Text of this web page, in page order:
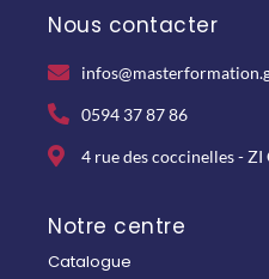
Nous contacter
0594 37 87 86
4 rue des coccinelles -
Notre centre
Catalogue